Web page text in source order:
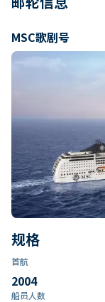
MSC歌剧号
规格
首航
2004
船员人数